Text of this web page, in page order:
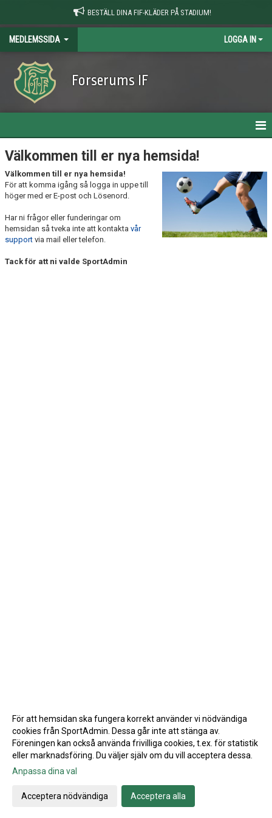
BESTÄLL DINA FIF-KLÄDER PÅ STADIUM!
MEDLEMSSIDA LOGGA IN
Forserums IF
HEM
NYHETER
Välkommen till er nya hemsida!
Välkommen till er nya hemsida!
För att komma igång så logga in uppe till
höger med er E-post och Lösenord.
Har ni frågor eller funderingar om
hemsidan så tveka inte att kontakta vår
support via mail eller telefon.
Tack för att ni valde SportAdmin
Gå till Webbversion
För att hemsidan ska fungera korrekt använder vi nödvändiga
cookies från SportAdmin. Dessa går inte att stänga av.
Föreningen kan också använda frivilliga cookies, t.ex. för statistik
eller marknadsföring. Du väljer själv om du vill acceptera dessa.
Anpassa dina val
Acceptera nödvändiga Acceptera alla